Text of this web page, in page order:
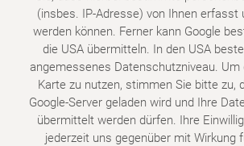
(insbes. IP-Adresse) von Ihnen erfasst
werden können. Ferner kann Google
die USA übermitteln. In den USA
angemessenes Datenschutzniveau. Um
Karte zu nutzen, stimmen Sie bitte zu,
Google-Server geladen wird und Ihre
übermittelt werden dürfen. Ihre
jederzeit uns gegenüber mit Wirkung